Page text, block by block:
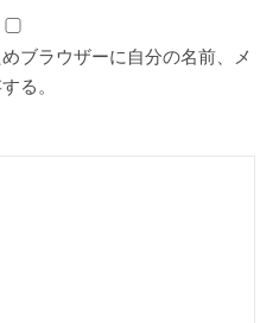
ブラウザーに自分の名前、メ
る。